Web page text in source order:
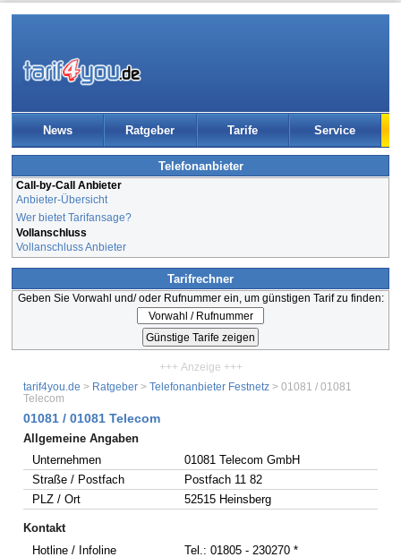
News Ratgeber Tarife Service
Telefonanbieter
Call-by-Call Anbieter
Anbieter-Übersicht
Wer bietet Tarifansage?
Vollanschluss
Vollanschluss Anbieter
Tarifrechner
Geben Sie Vorwahl und/ oder Rufnummer ein, um günstigen Tarif zu finden:
+++ Anzeige +++
tarif4you.de > Ratgeber > Telefonanbieter Festnetz > 01081 / 01081
Telecom
01081 / 01081 Telecom
Allgemeine Angaben
Unternehmen
01081 Telecom GmbH
Straße / Postfach
Postfach 11 82
PLZ / Ort
52515 Heinsberg
Kontakt
Hotline / Infoline
Tel.: 01805 - 230270 *